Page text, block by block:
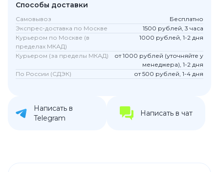
Способы доставки
Самовывоз
Бесплатно
Экспрес-доставка по Москве
1500 рублей, 3 часа
Курьером по Москве (в
пределах МКАД)
1000 рублей, 1-2 дня
Курьером (за пределы МКАД)
от 1000 рублей (уточняйте у
менеджера), 1-2 дня
По России (СДЭК)
от 500 рублей, 1-4 дня
Написать в
Telegram
Написать в чат